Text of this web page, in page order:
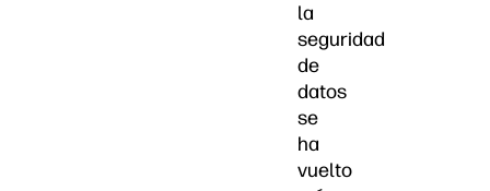
la
seguridad
de
datos
se
ha
vuelto